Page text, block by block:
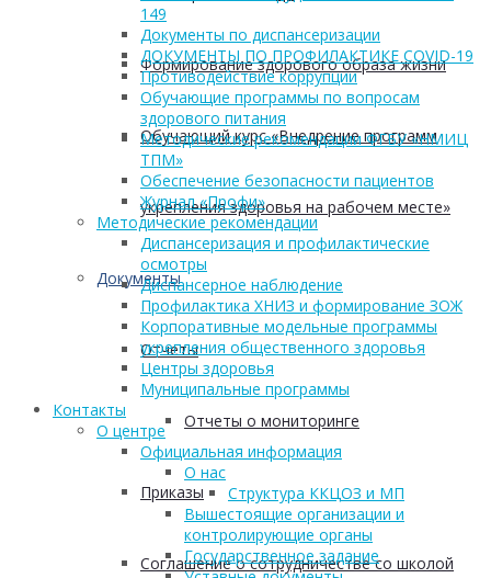
Формирование здорового образа жизни
Обучающий курс «Внедрение программ
укрепления здоровья на рабочем месте»
Документы
Отчеты
Отчеты о мониторинге
Приказы
Соглашение о сотрудничестве со школой
149
Документы по диспансеризации
ДОКУМЕНТЫ ПО ПРОФИЛАКТИКЕ COVID-19
Противодействие коррупции
Обучающие программы по вопросам
здорового питания
Методические рекомендации ФГБУ «НМИЦ
ТПМ»
Обеспечение безопасности пациентов
Журнал «Профи»
Методические рекомендации
Диспансеризация и профилактические
осмотры
Диспансерное наблюдение
Профилактика ХНИЗ и формирование ЗОЖ
Корпоративные модельные программы
укрепления общественного здоровья
Центры здоровья
Муниципальные программы
Контакты
О центре
Официальная информация
О нас
Структура ККЦОЗ и МП
Вышестоящие организации и
контролирующие органы
Государственное задание